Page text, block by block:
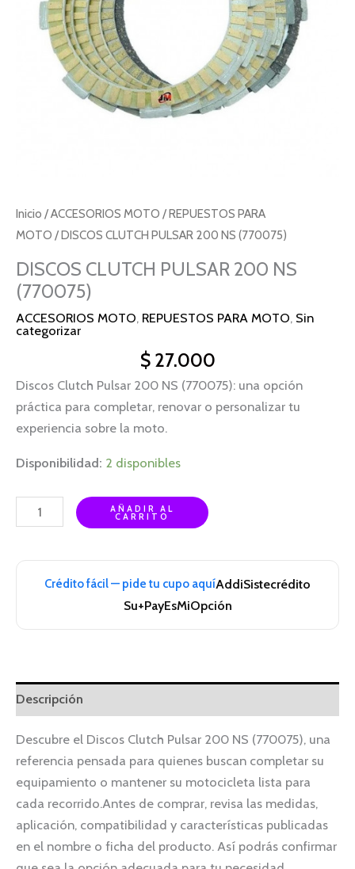
Inicio /ACCESORIOS MOTO /REPUESTOS PARA
MOTO / DISCOS CLUTCH PULSAR 200 NS (770075)
DISCOS CLUTCH PULSAR 200 NS
(770075)
ACCESORIOS MOTO, REPUESTOS PARA MOTO, Sin
categorizar
$27.000
Discos Clutch Pulsar 200 NS (770075): una opción
práctica para completar, renovar o personalizar tu
experiencia sobre la moto.
Disponibilidad: 2 disponibles
AÑADIR AL
CARRITO
Crédito fácil — pide tu cupo aquíAddiSistecrédito
Su+PayEsMiOpción
Descripción
Descubre el Discos Clutch Pulsar 200 NS (770075), una
referencia pensada para quienes buscan completar su
equipamiento o mantener su motocicleta lista para
cada recorrido.Antes de comprar, revisa las medidas,
aplicación, compatibilidad y características publicadas
en el nombre o ficha del producto. Así podrás confirmar